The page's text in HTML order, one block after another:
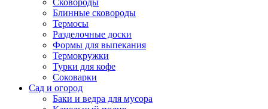
Сковороды
Блинные сковороды
Термосы
Разделочные доски
Формы для выпекания
Термокружки
Турки для кофе
Соковарки
Сад и огород
Баки и ведра для мусора